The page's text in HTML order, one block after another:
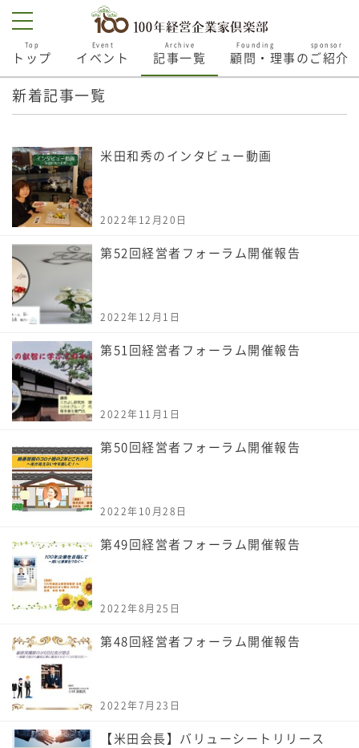
トップ
Top
イベント
Event
記事一覧
Archive
顧問・理事のご紹介
Founding sponsor
新着記事一覧
米田和秀のインタビュー動画
2022年12月20日
第52回経営者フォーラム開催報告
2022年12月1日
第51回経営者フォーラム開催報告
2022年11月1日
第50回経営者フォーラム開催報告
2022年10月28日
第49回経営者フォーラム開催報告
2022年8月25日
第48回経営者フォーラム開催報告
2022年7月23日
【米田会長】バリューシートリリース